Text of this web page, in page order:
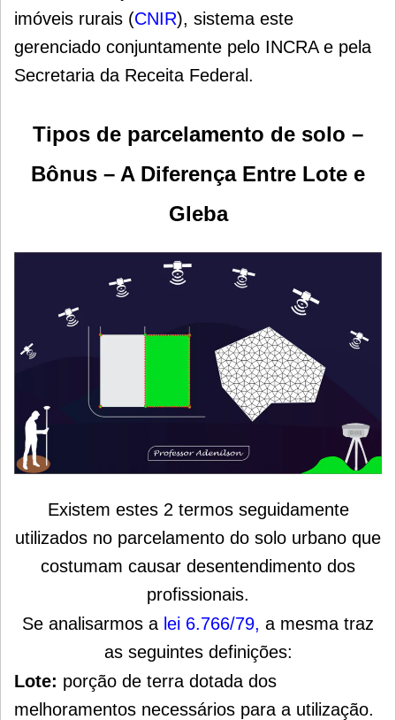
imóveis rurais (CNIR), sistema este
gerenciado conjuntamente pelo INCRA e pela
Secretaria da Receita Federal.
Tipos de parcelamento de solo –
Bônus – A Diferença Entre Lote e
Gleba
Existem estes 2 termos seguidamente
utilizados no parcelamento do solo urbano que
costumam causar desentendimento dos
profissionais.
Se analisarmos a lei 6.766/79, a mesma traz
as seguintes definições:
Lote: porção de terra dotada dos
melhoramentos necessários para a utilização.